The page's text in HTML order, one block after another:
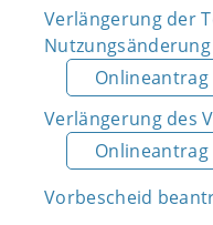
Verlängerung der
Onlineantrag
Verlängerung des
Onlineantrag
Vorbescheid